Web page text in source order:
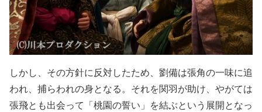
しかし、その方針に反対したため、劉備は張角の一味に追
われ、捕らわれの身となる。それを関羽が助け、やがては
張飛とも出会って「桃園の誓い」を結ぶという展開となっ